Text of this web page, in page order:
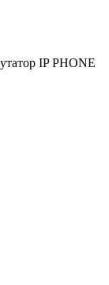
IP PHONE